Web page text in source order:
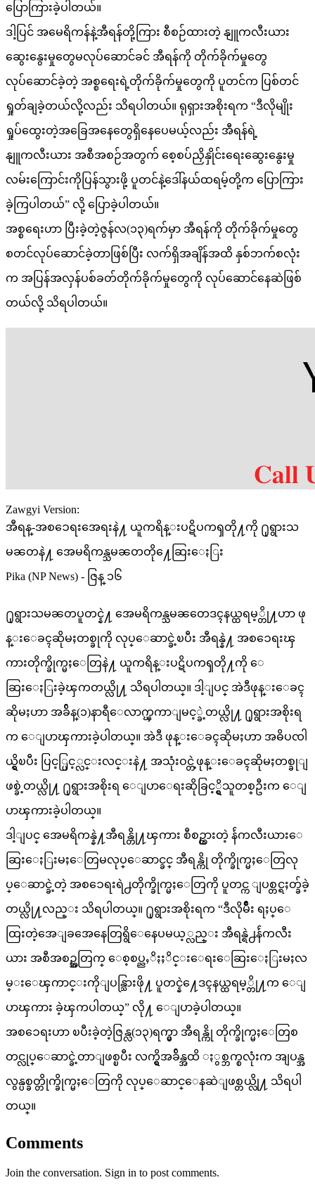
ပြောကြားခဲ့ပါတယ်။
ဒါ့ပြင် အမေရိကန်နဲ့အီရန်တို့ကြား စီစဉ်ထားတဲ့ နျူကလီးယား
ဆွေးနွေးမှုတွေမလုပ်ဆောင်ခင် အီရန်ကို တိုက်ခိုက်မှုတွေ
လုပ်ဆောင်ခဲ့တဲ့ အစ္စရေးရဲ့တိုက်ခိုက်မှုတွေကို ပူတင်က ပြစ်တင်
ရှုတ်ချခဲ့တယ်လို့လည်း သိရပါတယ်။ ရုရှားအစိုးရက “ဒီလိုမျိုး
ရှုပ်ထွေးတဲ့အခြေအနေတွေရှိနေပေမယ့်လည်း အီရန်ရဲ့
နျူကလီးယား အစီအစဉ်အတွက် စေ့စပ်ညှိနှိုင်းရေးဆွေးနွေးမှု
လမ်းကြောင်းကိုပြန်သွားဖို့ ပူတင်နဲ့ဒေါ်နယ်ထရမ့်တို့က ပြောကြား
ခဲ့ကြပါတယ်” လို့ ပြောခဲ့ပါတယ်။
အစ္စရေးဟာ ပြီးခဲ့တဲ့ဇွန်လ(၁၃)ရက်မှာ အီရန်ကို တိုက်ခိုက်မှုတွေ
စတင်လုပ်ဆောင်ခဲ့တာဖြစ်ပြီး လက်ရှိအချိန်အထိ နှစ်ဘက်စလုံး
က အပြန်အလှန်ပစ်ခတ်တိုက်ခိုက်မှုတွေကို လုပ်ဆောင်နေဆဲဖြစ်
တယ်လို့ သိရပါတယ်။
Zawgyi Version:
အီရန္-အစၥေရးအေရးနဲ႔ ယူကရိန္းပဋိပကၡတို႔ကို ႐ုရွားသ
မၼတနဲ႔ အေမရိကန္သမၼတတို႔ေဆြးေႏြး
Pika (NP News) - ဇြန္ ၁၆
႐ုရွားသမၼတပူတင္နဲ႔ အေမရိကန္သမၼတေဒၚနယ္ထရမ့္တို႔ဟာ ဖု
န္းေခၚဆိုမႈတစ္ခုကို လုပ္ေဆာင္ခဲ့ၿပီး အီရန္နဲ႔ အစၥေရးၾ
ကားတိုက္ခိုက္မႈေတြနဲ႔ ယူကရိန္းပဋိပကၡတို႔ကို ေ
ဆြးေႏြးခဲ့ၾကတယ္လို႔ သိရပါတယ္။ ဒါ့ျပင္ အဲဒီဖုန္းေခၚ
ဆိုမႈဟာ အခ်ိန္(၁)နာရီေလာက္ၾကာျမင့္ခဲ့တယ္လို႔ ႐ုရွားအစိုးရ
က ေျပာၾကားခဲ့ပါတယ္။ အဲဒီ ဖုန္းေခၚဆိုမႈဟာ အဓိပၸါ
ယ္ရွိၿပီး ပြင့္ပြင့္လင္းလင္းနဲ႔ အသုံးဝင္တဲ့ဖုန္းေခၚဆိုမႈတစ္ခုျ
ဖစ္ခဲ့တယ္လို႔ ႐ုရွားအစိုးရ ေျပာေရးဆိုခြင့္ရွိသူတစ္ဦးက ေျ
ပာၾကားခဲ့ပါတယ္။
ဒါ့ျပင္ အေမရိကန္နဲ႔အီရန္တို႔ၾကား စီစဥ္ထားတဲ့ န်ဴကလီးယားေ
ဆြးေႏြးမႈေတြမလုပ္ေဆာင္ခင္ အီရန္ကို တိုက္ခိုက္မႈေတြလု
ပ္ေဆာင္ခဲ့တဲ့ အစၥေရးရဲ႕တိုက္ခိုက္မႈေတြကို ပူတင္က ျပစ္တင္ရႈတ္ခ်ခဲ့
တယ္လို႔လည္း သိရပါတယ္။ ႐ုရွားအစိုးရက “ဒီလိုမ်ိဳး ရႈပ္ေ
ထြးတဲ့အေျခအေနေတြရွိေနေပမယ့္လည္း အီရန္ရဲ႕န်ဴကလီး
ယား အစီအစဥ္အတြက္ ေစ့စပ္ညႇိႏႈိင္းေရးေဆြးေႏြးမႈလ
မ္းေၾကာင္းကိုျပန္သြားဖို႔ ပူတင္နဲ႔ေဒၚနယ္ထရမ့္တို႔က ေျ
ပာၾကား ခဲ့ၾကပါတယ္” လို႔ ေျပာခဲ့ပါတယ္။
အစၥေရးဟာ ၿပီးခဲ့တဲ့ဇြန္လ(၁၃)ရက္မွာ အီရန္ကို တိုက္ခိုက္မႈေတြစ
တင္လုပ္ေဆာင္ခဲ့တာျဖစ္ၿပီး လက္ရွိအခ်ိန္အထိ ႏွစ္ဘက္စလုံးက အျပန္အ
လွန္ပစ္ခတ္တိုက္ခိုက္မႈေတြကို လုပ္ေဆာင္ေနဆဲျဖစ္တယ္လို႔ သိရပါ
တယ္။
Comments
Join the conversation. Sign in to post comments.